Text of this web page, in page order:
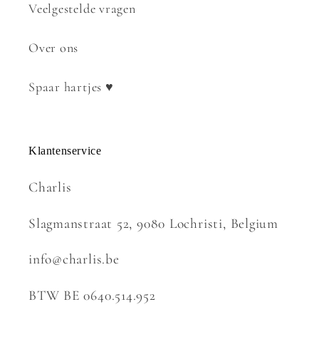
Veelgestelde vragen
Over ons
Spaar hartjes ♥
Klantenservice
Charlis
Slagmanstraat 52, 9080 Lochristi, Belgium
info@charlis.be
BTW BE 0640.514.952